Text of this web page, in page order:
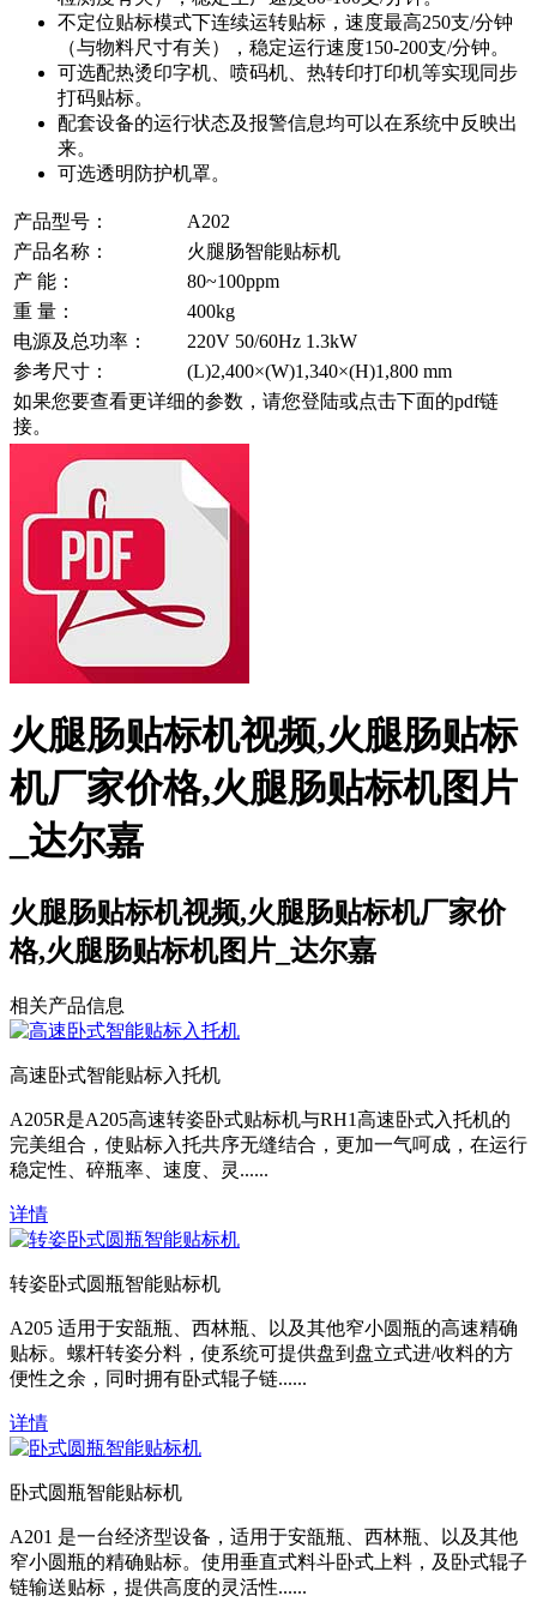
不定位贴标模式下连续运转贴标，速度最高250支/分钟
（与物料尺寸有关），稳定运行速度150-200支/分钟。
可选配热烫印字机、喷码机、热转印打印机等实现同步
打码贴标。
配套设备的运行状态及报警信息均可以在系统中反映出
来。
可选透明防护机罩。
产品型号：
A202
产品名称：
火腿肠智能贴标机
产 能：
80~100ppm
重 量：
400kg
电源及总功率：
220V 50/60Hz 1.3kW
参考尺寸：
(L)2,400×(W)1,340×(H)1,800 mm
如果您要查看更详细的参数，请您登陆或点击下面的pdf链
接。
火腿肠贴标机视频,火腿肠贴标
机厂家价格,火腿肠贴标机图片
_达尔嘉
火腿肠贴标机视频,火腿肠贴标机厂家价
格,火腿肠贴标机图片_达尔嘉
相关产品信息
高速卧式智能贴标入托机
A205R是A205高速转姿卧式贴标机与RH1高速卧式入托机的
完美组合，使贴标入托共序无缝结合，更加一气呵成，在运行
稳定性、碎瓶率、速度、灵......
详情
转姿卧式圆瓶智能贴标机
A205 适用于安瓿瓶、西林瓶、以及其他窄小圆瓶的高速精确
贴标。螺杆转姿分料，使系统可提供盘到盘立式进/收料的方
便性之余，同时拥有卧式辊子链......
详情
卧式圆瓶智能贴标机
A201 是一台经济型设备，适用于安瓿瓶、西林瓶、以及其他
窄小圆瓶的精确贴标。使用垂直式料斗卧式上料，及卧式辊子
链输送贴标，提供高度的灵活性......